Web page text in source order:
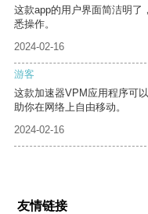
这款app的用户界面简洁明了
悉操作。
2024-02-16
游客
这款加速器VPM应用程序可
助你在网络上自由移动。
2024-02-16
友情链接